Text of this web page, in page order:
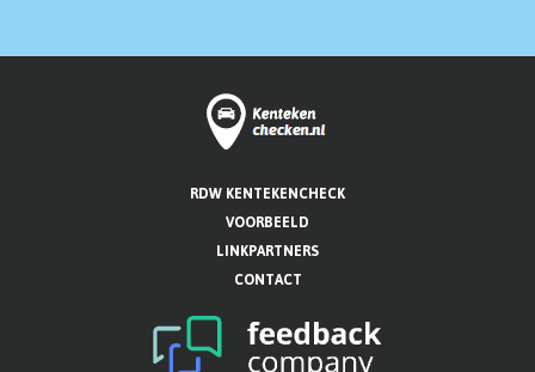
RDW KENTEKENCHECK
VOORBEELD
LINKPARTNERS
CONTACT